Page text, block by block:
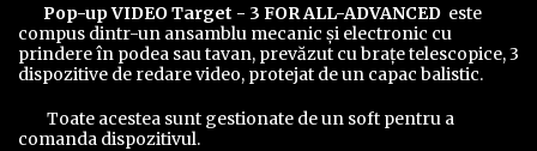
Pop-up VIDEO Target - 3 FOR ALL-ADVANCED este
compus dintr-un ansamblu mecanic şi electronic cu
prindere în podea sau tavan, prevăzut cu braţe telescopice, 3
dispozitive de redare video, protejat de un capac balistic.
Toate acestea sunt gestionate de un soft pentru a
comanda dispozitivul.